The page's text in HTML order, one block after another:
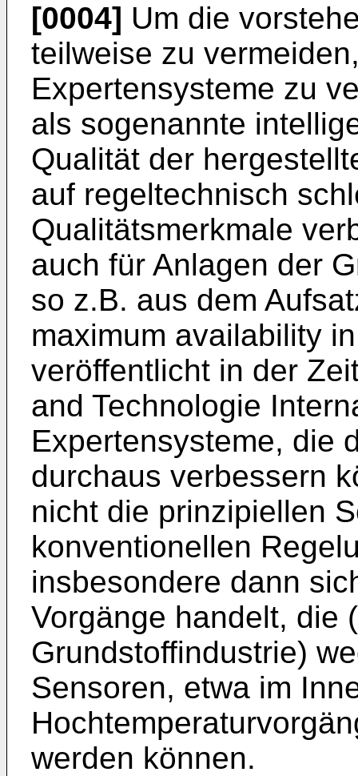
[0004] Um die
teilweise zu
Expertensysteme zu
als sogenannte
Qualität der
auf regeltechnisch
Qualitätsmerkmale
auch für Anlagen der
so z.B. aus dem
maximum availability
veröffentlicht in der
and Technologie
Expertensysteme, die
durchaus verbessern
nicht die prinzipiellen
konventionellen
insbesondere dann
Vorgänge handelt, die
Grundstoffindustrie)
Sensoren, etwa im
werden können.